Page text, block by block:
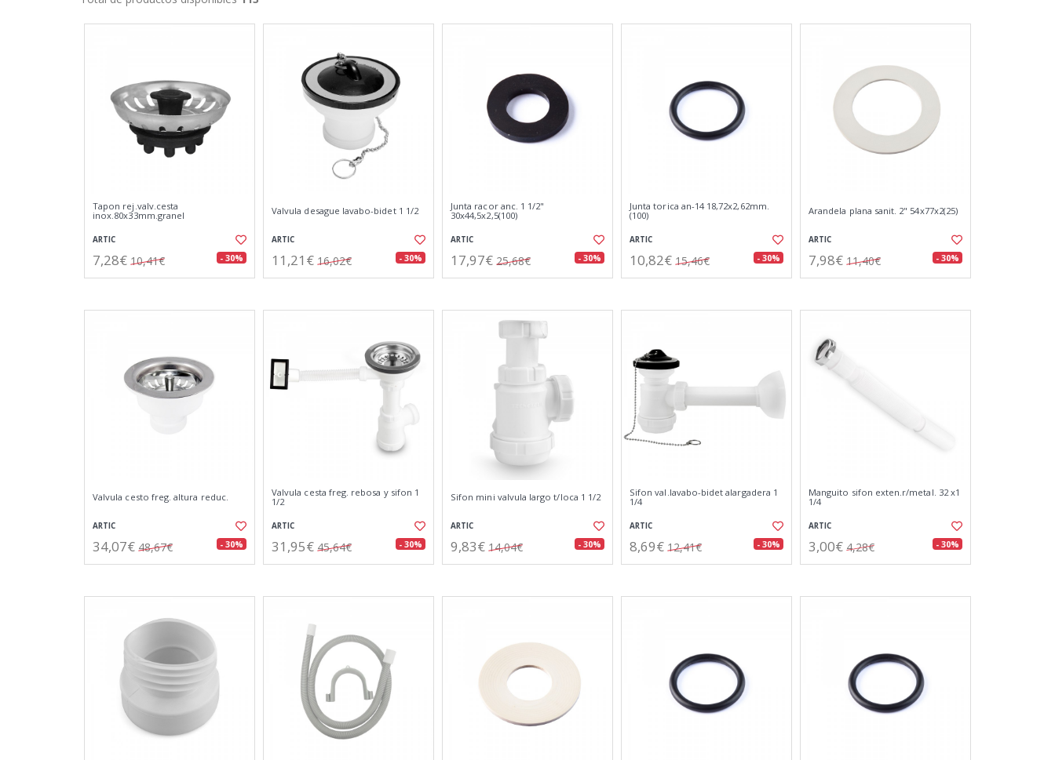
Tapon rej.valv.cesta
inox.80x33mm.granel
ARTIC
7,28€ 10,41€ - 30%
Valvula desague lavabo-bidet 1 1/2
ARTIC
11,21€ 16,02€ - 30%
Junta racor anc. 1 1/2"
30x44,5x2,5(100)
ARTIC
17,97€ 25,68€ - 30%
Junta torica an-14 18,72x2,62mm.
(100)
ARTIC
10,82€ 15,46€ - 30%
Arandela plana sanit. 2" 54x77x2(25)
ARTIC
7,98€ 11,40€ - 30%
Valvula cesto freg. altura reduc.
ARTIC
34,07€ 48,67€ - 30%
Valvula cesta freg. rebosa y sifon 1
1/2
ARTIC
31,95€ 45,64€ - 30%
Sifon mini valvula largo t/loca 1 1/2
ARTIC
9,83€ 14,04€ - 30%
Sifon val.lavabo-bidet alargadera 1
1/4
ARTIC
8,69€ 12,41€ - 30%
Manguito sifon exten.r/metal. 32 x1
1/4
ARTIC
3,00€ 4,28€ - 30%